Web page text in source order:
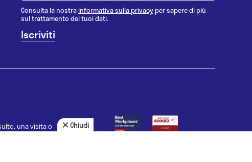
Consulta la nostrainformativa sulla privacy per sapere di più
sul trattamento dei tuoi dati.
una visita o
diagnosi, la
Chiudi